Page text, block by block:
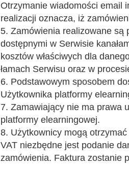
Otrzymanie wiadomości email
realizacji oznacza, iż
5. Zamówienia realizowane są
dostępnymi w Serwisie
kosztów właściwych dla
łamach Serwisu oraz w
6. Podstawowym sposobem
Użytkownika platformy
7. Zamawiający nie ma prawa
platformy elearningowej.
8. Użytkownicy mogą
VAT niezbędne jest podanie
zamówienia. Faktura zostanie